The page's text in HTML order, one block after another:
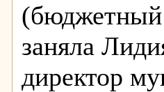
(бюджетный
заняла
директор